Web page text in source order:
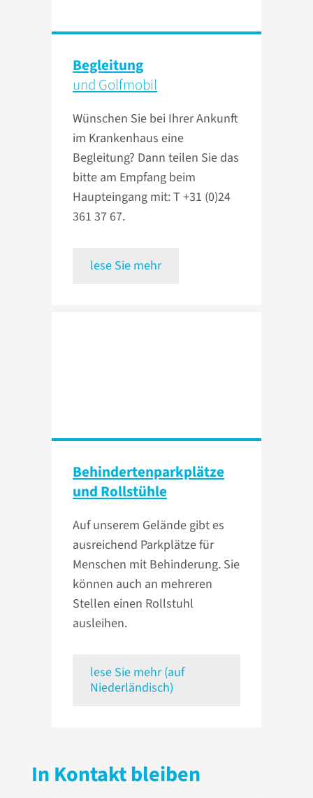
Begleitung
und Golfmobil
Wünschen Sie bei Ihrer Ankunft
im Krankenhaus eine
Begleitung? Dann teilen Sie das
bitte am Empfang beim
Haupteingang mit: T +31 (0)24
361 37 67.
lese Sie mehr
Behindertenparkplätze
und Rollstühle
Auf unserem Gelände gibt es
ausreichend Parkplätze für
Menschen mit Behinderung. Sie
können auch an mehreren
Stellen einen Rollstuhl
ausleihen.
lese Sie mehr (auf
Niederländisch)
In Kontakt bleiben